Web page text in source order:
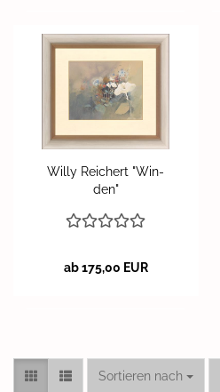
Willy Rei­chert "Win­
den"
ab 175,00 EUR
Sortieren nach
Sortieren nach